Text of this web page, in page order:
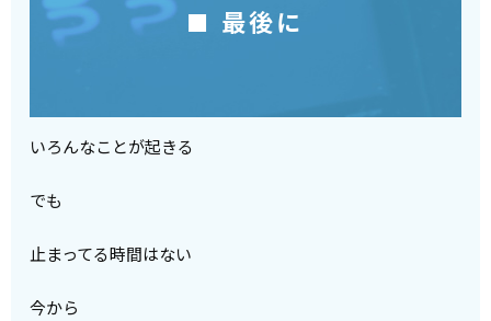
■ 最後に
いろんなことが起きる
でも
止まってる時間はない
今から